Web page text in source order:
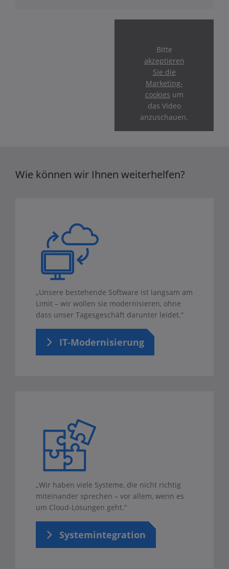
Bitte
akzeptieren
Sie die
Marketing-
cookies um
das Video
anzuschauen.
Wie können wir Ihnen weiterhelfen?
„Unsere bestehende Software ist langsam am
Limit – wir wollen sie modernisieren, ohne
dass unser Tagesgeschäft darunter leidet.“
IT-Modernisierung
„Wir haben viele Systeme, die nicht richtig
miteinander sprechen – vor allem, wenn es
um Cloud-Lösungen geht.“
Systemintegration